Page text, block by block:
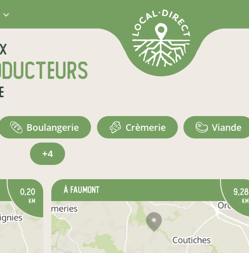
boulangerie crèmerie viande
+4
0,20
km
à Faumont 9,28
km